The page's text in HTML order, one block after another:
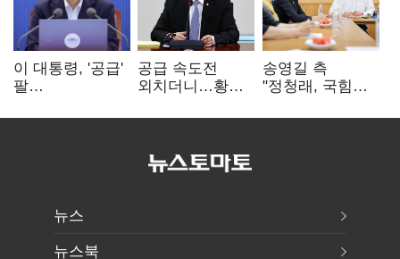
이 대통령, '공급'
팔
여 내부선
공급 속도전
외치더니…황희,
리모델링' 제안
송영길 측
"정청래, 국힘
민주당 대표로
뉴스
뉴스북